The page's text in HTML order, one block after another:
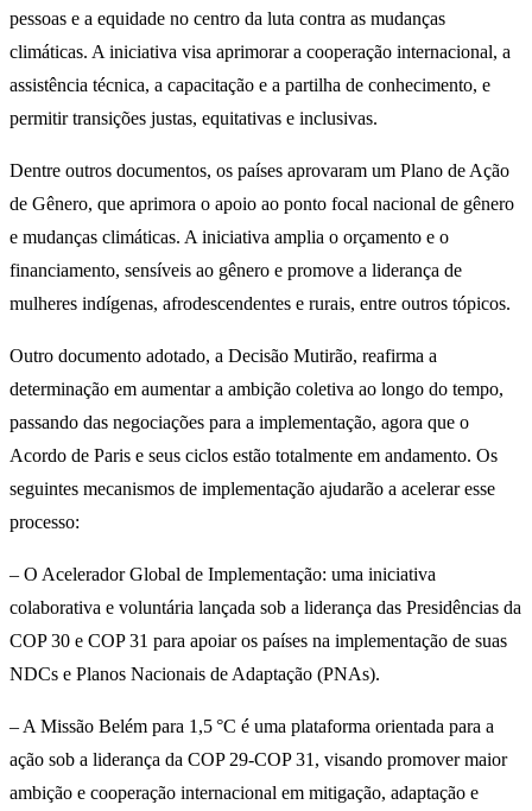
pessoas e a equidade no centro da luta contra as mudanças
climáticas. A iniciativa visa aprimorar a cooperação internacional, a
assistência técnica, a capacitação e a partilha de conhecimento, e
permitir transições justas, equitativas e inclusivas.
Dentre outros documentos, os países aprovaram um Plano de Ação
de Gênero, que aprimora o apoio ao ponto focal nacional de gênero
e mudanças climáticas. A iniciativa amplia o orçamento e o
financiamento, sensíveis ao gênero e promove a liderança de
mulheres indígenas, afrodescendentes e rurais, entre outros tópicos.
Outro documento adotado, a Decisão Mutirão, reafirma a
determinação em aumentar a ambição coletiva ao longo do tempo,
passando das negociações para a implementação, agora que o
Acordo de Paris e seus ciclos estão totalmente em andamento. Os
seguintes mecanismos de implementação ajudarão a acelerar esse
processo:
– O Acelerador Global de Implementação: uma iniciativa
colaborativa e voluntária lançada sob a liderança das Presidências da
COP 30 e COP 31 para apoiar os países na implementação de suas
NDCs e Planos Nacionais de Adaptação (PNAs).
– A Missão Belém para 1,5 °C é uma plataforma orientada para a
ação sob a liderança da COP 29-COP 31, visando promover maior
ambição e cooperação internacional em mitigação, adaptação e